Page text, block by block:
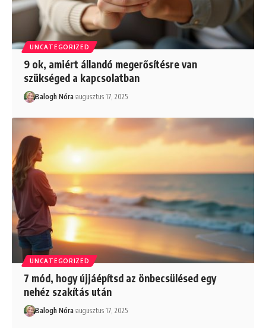
UNCATEGORIZED
9 ok, amiért állandó megerősítésre van
szükséged a kapcsolatban
Balogh Nóra augusztus 17, 2025
UNCATEGORIZED
7 mód, hogy újjáépítsd az önbecsülésed egy
nehéz szakítás után
Balogh Nóra augusztus 17, 2025